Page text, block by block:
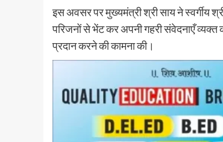
इस अवसर पर मुख्यमंत्री श्री साय ने स्वर्गीय
परिजनों से भेंट कर अपनी गहरी संवेदनाएँ
प्रदान करने की कामना की।